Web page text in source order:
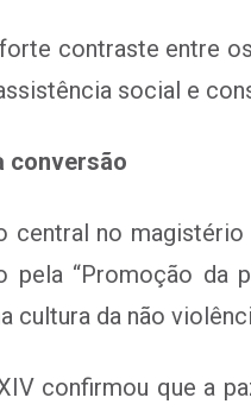
contraste entre
social e
conversão
no
pela “Promoção
cultura da não
confirmou que a